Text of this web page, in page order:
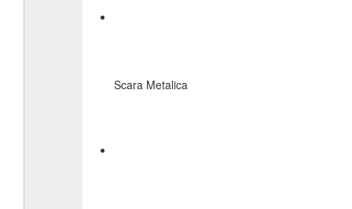
Scara Metalica